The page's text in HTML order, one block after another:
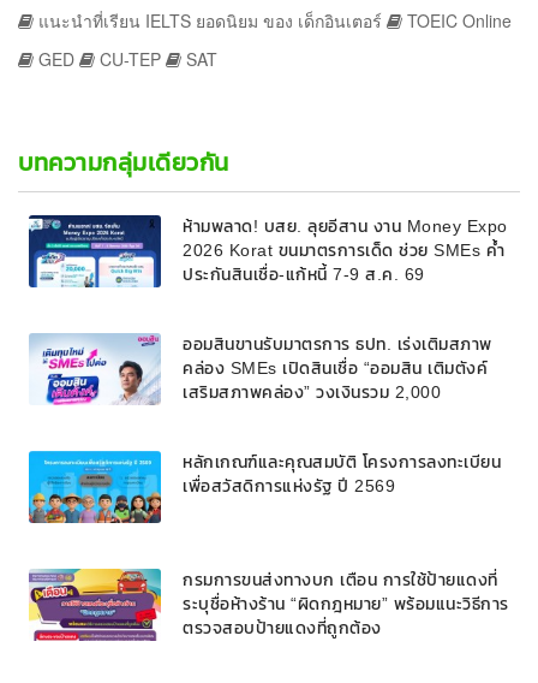
แนะนำที่เรียน IELTS ยอดนิยม ของ เด็กอินเตอร์
TOEIC Online
GED
CU-TEP SAT
บทความกลุ่มเดียวกัน
ห้ามพลาด! บสย. ลุยอีสาน งาน Money Expo
2026 Korat ขนมาตรการเด็ด ช่วย SMEs ค้ำ
ประกันสินเชื่อ-แก้หนี้ 7-9 ส.ค. 69
ออมสินขานรับมาตรการ ธปท. เร่งเติมสภาพ
คล่อง SMEs เปิดสินเชื่อ “ออมสิน เติมตังค์
เสริมสภาพคล่อง” วงเงินรวม 2,000
หลักเกณฑ์และคุณสมบัติ โครงการลงทะเบียน
เพื่อสวัสดิการแห่งรัฐ ปี 2569
กรมการขนส่งทางบก เตือน การใช้ป้ายแดงที่
ระบุชื่อห้างร้าน “ผิดกฎหมาย” พร้อมแนะวิธีการ
ตรวจสอบป้ายแดงที่ถูกต้อง